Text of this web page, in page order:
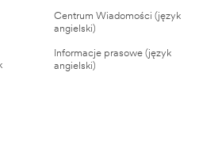
Centrum Wiadomości (język
angielski)
Informacje prasowe (język
angielski)